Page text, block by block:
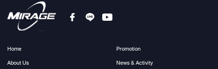
Home
About Us
Promotion
News & Activity